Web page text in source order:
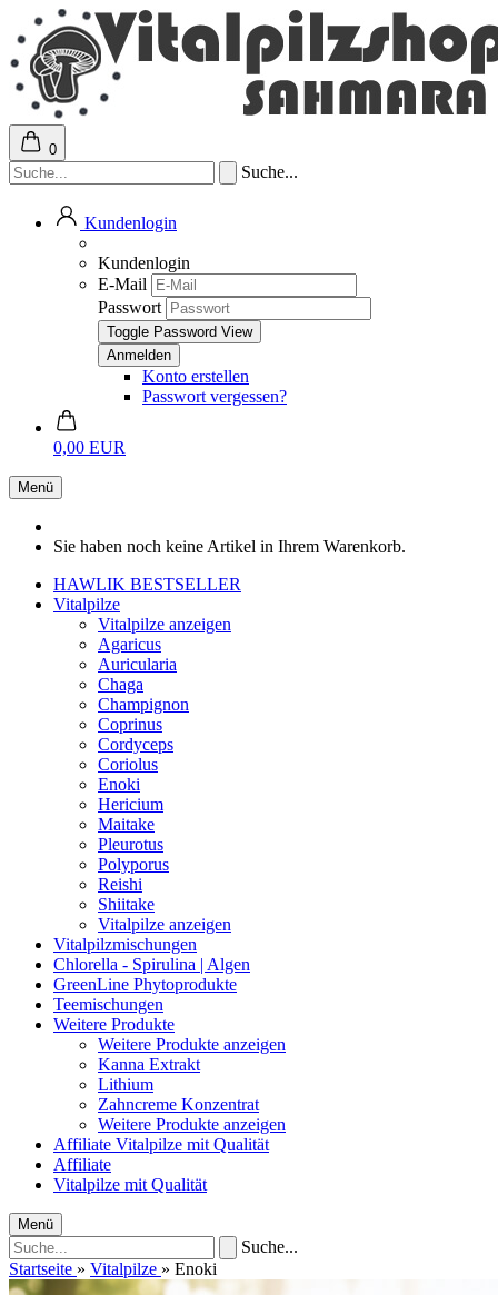
0
Suche...
Kundenlogin
Kundenlogin
E-Mail
Passwort
Toggle Password View
Konto erstellen
Passwort vergessen?
0,00 EUR
Menü
Sie haben noch keine Artikel in Ihrem Warenkorb.
HAWLIK BESTSELLER
Vitalpilze
Vitalpilze anzeigen
Agaricus
Auricularia
Chaga
Champignon
Coprinus
Cordyceps
Coriolus
Enoki
Hericium
Maitake
Pleurotus
Polyporus
Reishi
Shiitake
Vitalpilze anzeigen
Vitalpilzmischungen
Chlorella - Spirulina | Algen
GreenLine Phytoprodukte
Teemischungen
Weitere Produkte
Weitere Produkte anzeigen
Kanna Extrakt
Lithium
Zahncreme Konzentrat
Weitere Produkte anzeigen
Affiliate Vitalpilze mit Qualität
Affiliate
Vitalpilze mit Qualität
Menü
Suche...
Startseite » Vitalpilze » Enoki